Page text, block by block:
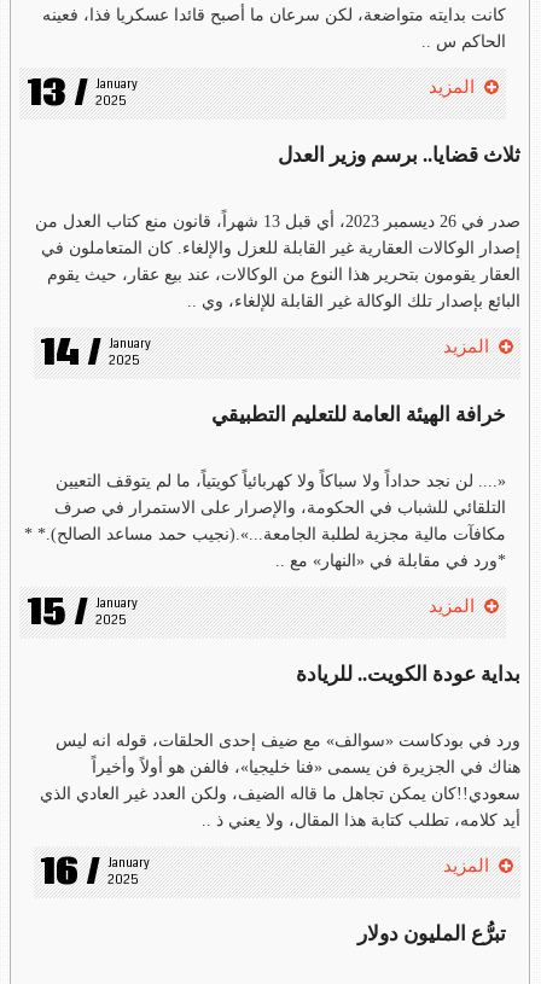
كانت بدايته متواضعة، لكن سرعان ما أصبح قائدا عسكريا فذا، فعينه
الحاكم س ..
13 / January
2025
المزيد
ثلاث قضايا.. برسم وزير العدل
صدر في 26 ديسمبر 2023، أي قبل 13 شهراً، قانون منع كتاب العدل من
إصدار الوكالات العقارية غير القابلة للعزل والإلغاء. كان المتعاملون في
العقار يقومون بتحرير هذا النوع من الوكالات، عند بيع عقار، حيث يقوم
البائع بإصدار تلك الوكالة غير القابلة للإلغاء، وي ..
14 / January
2025
المزيد
خرافة الهيئة العامة للتعليم التطبيقي
«.... لن نجد حداداً ولا سباكاً ولا كهربائياً كويتياً، ما لم يتوقف التعيين
التلقائي للشباب في الحكومة، والإصرار على الاستمرار في صرف
مكافآت مالية مجزية لطلبة الجامعة...».(نجيب حمد مساعد الصالح).* *
*ورد في مقابلة في «النهار» مع ..
15 / January
2025
المزيد
بداية عودة الكويت.. للريادة
ورد في بودكاست «سوالف» مع ضيف إحدى الحلقات، قوله انه ليس
هناك في الجزيرة فن يسمى «فنا خليجيا»، فالفن هو أولاً وأخيراً
سعودي!!كان يمكن تجاهل ما قاله الضيف، ولكن العدد غير العادي الذي
أيد كلامه، تطلب كتابة هذا المقال، ولا يعني ذ ..
16 / January
2025
المزيد
تبرُّع المليون دولار